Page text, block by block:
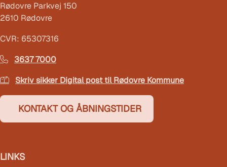
Rødovre Parkvej 150
2610 Rødovre
CVR: 65307316
3637 7000
Skriv sikker Digital post til Rødovre Kommune
KONTAKT OG ÅBNINGSTIDER
LINKS